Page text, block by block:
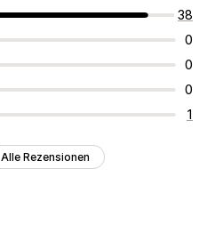
38
0
0
0
1
Alle Rezensionen